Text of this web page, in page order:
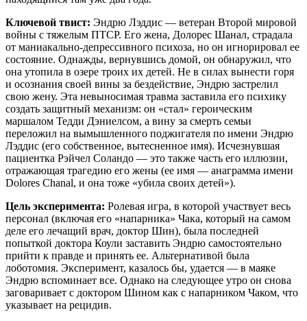
Ключевой твист: Эндрю Лэддис — ветеран Второй мировой
войны с тяжелым ПТСР. Его жена, Долорес Шанал, страдала
от маниакально-депрессивного психоза, но он игнорировал ее
состояние. Однажды, вернувшись домой, он обнаружил, что
она утопила в озере троих их детей. Не в силах вынести горя
и осознания своей вины за бездействие, Эндрю застрелил
свою жену. Эта невыносимая травма заставила его психику
создать защитный механизм: он «стал» героическим
маршалом Тедди Дэниелсом, а вину за смерть семьи
переложил на вымышленного поджигателя по имени Эндрю
Лэддис (его собственное, вытесненное имя). Исчезнувшая
пациентка Рэйчел Соландо — это также часть его иллюзии,
отражающая трагедию его жены (ее имя — анаграмма имени
Dolores Chanal, и она тоже «убила своих детей»).
Цель эксперимента: Ролевая игра, в которой участвует весь
персонал (включая его «напарника» Чака, который на самом
деле его лечащий врач, доктор Шин), была последней
попыткой доктора Коули заставить Эндрю самостоятельно
прийти к правде и принять ее. Альтернативой была
лоботомия. Эксперимент, казалось бы, удается — в маяке
Эндрю вспоминает все. Однако на следующее утро он снова
заговаривает с доктором Шином как с напарником Чаком, что
указывает на рецидив.